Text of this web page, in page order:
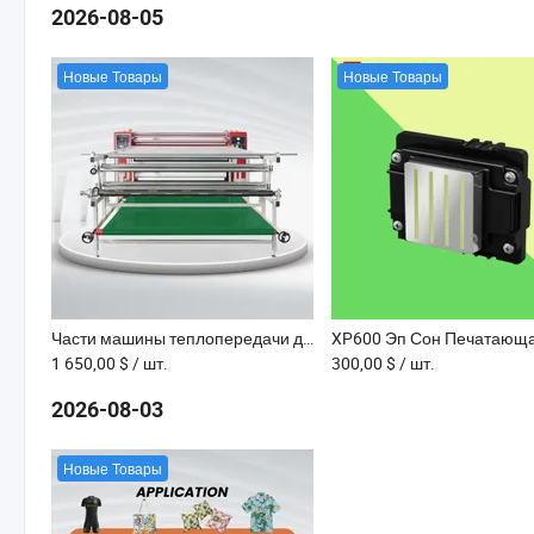
2026-08-05
Новые Товары
Части машины теплопередачи для сублимационного принтера, диаметр барабана 600mm
1 650,00 $ / шт.
Новые Товары
300,00 $ / шт.
2026-08-03
Новые Товары